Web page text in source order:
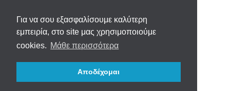
Για να σου εξασφαλίσουμε καλύτερη
εμπειρία, στο site μας χρησιμοποιούμε
cookies. Μάθε περισσότερα
Αποδέχομαι